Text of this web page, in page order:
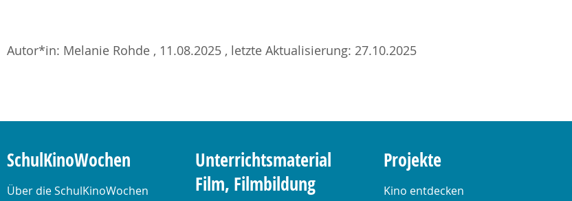
Autor*in: Melanie Rohde , 11.08.2025 , letzte Aktualisierung: 27.10.2025
SchulKinoWochen
Über die SchulKinoWochen
Unterrichtsmaterial
Film, Filmbildung
Projekte
Kino entdecken